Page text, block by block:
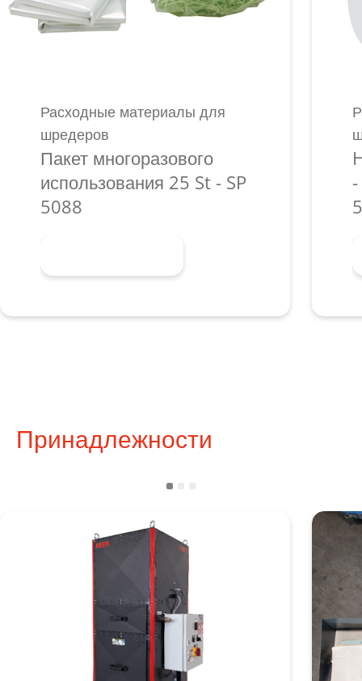
Расходные материалы для
шредеров
Пакет многоразового
использования 25 St - SP
5088
Принадлежности